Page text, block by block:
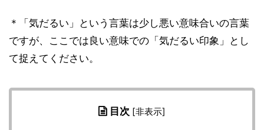
＊「気だるい」という言葉は少し悪い意味合いの言葉
ですが、ここでは良い意味での「気だるい印象」とし
て捉えてください。
目次 [非表示]